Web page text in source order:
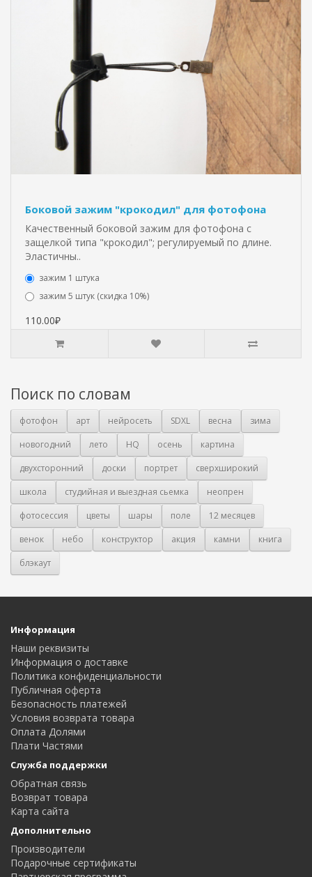
Боковой зажим "крокодил" для фотофона
Качественный боковой зажим для фотофона с
защелкой типа "крокодил"; регулируемый по длине.
Эластичны..
зажим 1 штука
зажим 5 штук (скидка 10%)
110.00₽
Поиск по словам
фотофон арт нейросеть SDXL весна
зима
новогодний
лето HQ осень
картина
двухсторонний
доски портрет
сверхширокий
школа
студийная и выездная сьемка
неопрен
фотосессия
цветы шары поле
12 месяцев
венок
небо конструктор акция камни
книга
блэкаут
Информация
Наши реквизиты
Информация о доставке
Политика конфиденциальности
Публичная оферта
Безопасность платежей
Условия возврата товара
Оплата Долями
Плати Частями
Служба поддержки
Обратная связь
Возврат товара
Карта сайта
Дополнительно
Производители
Подарочные сертификаты